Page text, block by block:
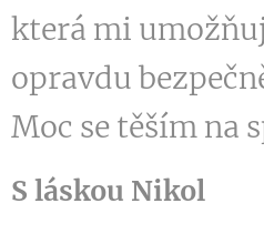
která mi
opravdu
Moc se těším na
S láskou Nikol